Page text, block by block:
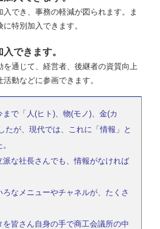
でき、事務の軽減が図られます。ま
特別加入できます。
できます。
を通じて、経営者、後継者の資質向上
動などに参画できます。
で「人(ヒト)、物(モノ)、金(カ
たが、現代では、これに「情報」と
派な社長さんでも、情報がなければ
なメニューやチャネルが、たくさ
皆さん自身の手で商工会議所の中